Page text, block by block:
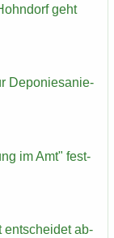
geht
De­po­nie­sa­nie­
im Amt" fest­
ent­schei­det ab­